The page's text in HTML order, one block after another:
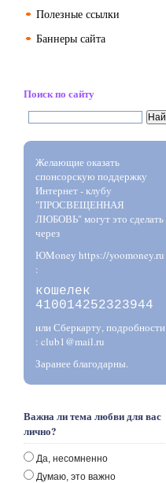
Полезные ссылки
Баннеры сайта
Поиск по сайту
Желающие оказать
спонсорскую поддержку
Интернет - клубу
"ПРОСВЕЩЕННАЯ
ЛЮБОВЬ" могут это сделать
через
ЮMoney https://yoomoney.ru
:
кошелек
410014252323944
или Сберкарту, подробности
: club1@mail.ru
Заранее благодарны.
Важна ли тема любви для вас
лично?
Да, несомненно
Думаю, это важно